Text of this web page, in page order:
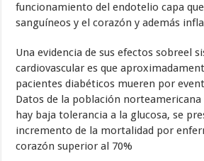
funcionamiento del endotelio capa
sanguíneos y el corazón y además
Una evidencia de sus efectos sobreel
cardiovascular es que
pacientes diabéticos mueren por
Datos de la población norteamericana
hay baja tolerancia a la glucosa, se
incremento de la mortalidad por
corazón superior al 70%